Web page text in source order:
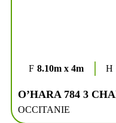
8.10m x 4m
O’HARA 784 3
OCCITANIE